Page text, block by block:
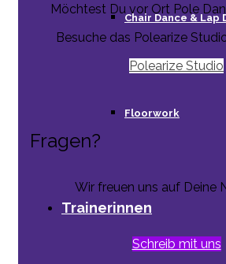
Chair Dance & Lap
Floorwork
Trainerinnen
Möchtest Du vor Ort Pole
Besuche das Polearize
Polearize Studio
Fragen?
Wir freuen uns auf Deine
Schreib mit uns